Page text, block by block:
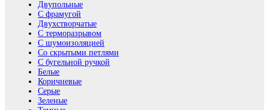
Двупольные
С фрамугой
Двухстворчатые
С терморазрывом
С шумоизоляцией
Со скрытыми петлями
С бугельной ручкой
Белые
Коричневые
Серые
Зеленые